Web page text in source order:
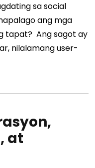
sa social
ang mga
tapat?Ang sagot ay
nilalamang user-
at